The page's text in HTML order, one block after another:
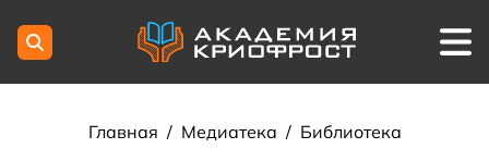
Главная / Медиатека / Библиотека